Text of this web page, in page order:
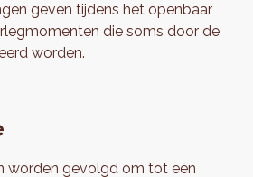
geven tijdens het openbaar
die soms door de
worden.
worden gevolgd om tot een